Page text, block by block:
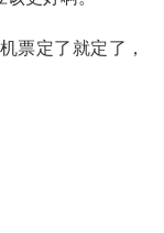
票定了就定了，